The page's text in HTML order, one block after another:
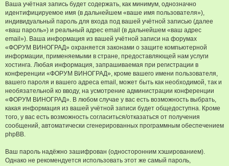
Ваша учётная запись будет содержать, как минимум, однозначно
идентифицируемое имя (в дальнейшем «ваше имя пользователя»),
индивидуальный пароль для входа под вашей учётной записью (далее
«ваш пароль») и реальный адрес email (в дальнейшем «ваш адрес
email»). Ваша информация из вашей учётной записи на форумах
«ФОРУМ ВИНОГРАД» охраняется законами о защите компьютерной
информации, применяемыми в стране, предоставляющей нам услуги
хостинга. Любая информация, запрашиваемая при регистрации в
конференции «ФОРУМ ВИНОГРАД», кроме вашего имени пользователя,
вашего пароля и вашего адреса email, может быть как необходимой, так и
необязательной ко вводу, на усмотрение администрации конференции
«ФОРУМ ВИНОГРАД». В любом случае у вас есть возможность выбрать,
какая информация из вашей учётной записи будет общедоступна. Кроме
того, у вас есть возможность согласиться/отказаться от получения
сообщений, автоматически сгенерированных программным обеспечением
phpBB.
Ваш пароль надёжно зашифрован (односторонним хэшированием).
Однако не рекомендуется использовать этот же самый пароль,